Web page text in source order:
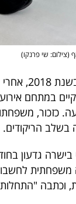
(צילום: שי פרנקו)
קורין וחילי
במתחם
כזכור, משפחתו
בשלב הריקודים.
בישרה גדעון
וכתבה